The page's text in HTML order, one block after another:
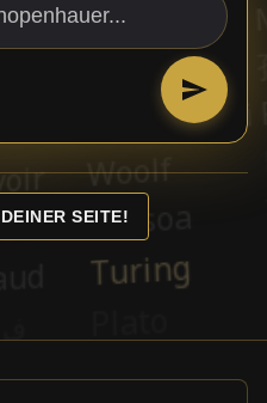
SEITE!